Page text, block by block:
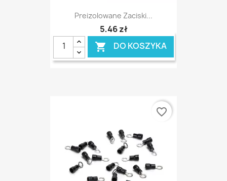
Preizolowane Zaciski...
5,46 zł
 DO KOSZYKA
favorite_border